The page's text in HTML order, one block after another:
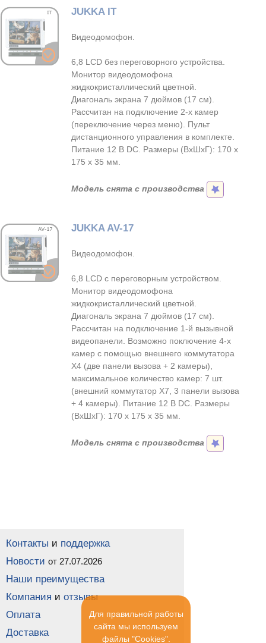
JUKKA IT
Видеодомофон.
6,8 LCD без переговорного устройства.
Монитор видеодомофона
жидкокристаллический цветной.
Диагональ экрана 7 дюймов (17 см).
Рассчитан на подключение 2-х камер
(переключение через меню). Пульт
дистанционного управления в комплекте.
Питание 12 В DC. Размеры (ВхШхГ): 170 х
175 х 35 мм.
Модель снята с производства
JUKKA AV-17
Видеодомофон.
6,8 LCD c переговорным устройством.
Монитор видеодомофона
жидкокристаллический цветной.
Диагональ экрана 7 дюймов (17 см).
Рассчитан на подключение 1-й вызывной
видеопанели. Возможно поключение 4-х
камер с помощью внешнего коммутатора
Х4 (две панели вызова + 2 камеры),
максимальное количество камер: 7 шт.
(внешний коммутатор Х7, 3 панели вызова
+ 4 камеры). Питание 12 В DC. Размеры
(ВхШхГ): 170 х 175 х 35 мм.
Модель снята с производства
Контакты и поддержка
Новости от 27.07.2026
Наши преимущества
Компания и отзывы
Оплата
Доставка
Для правильной работы
сайта мы используем
файлы "Cookies".